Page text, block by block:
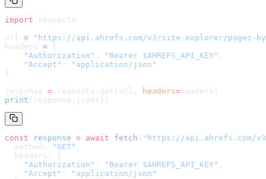
import requests
url = " https://api.ahrefs.com/v3/site-explorer/pages-
headers = {
    "Authorization"
: "Bearer $AHREFS_API_KEY" ,
    "Accept"
:
"application/json"
}
response = requests.get(url, headers= headers )
print (response.json())
const response = await fetch ( " https://api.ahrefs.com/
  method:
"GET" ,
  headers: {
    "Authorization"
: "Bearer $AHREFS_API_KEY" ,
    "Accept"
:
"application/json"